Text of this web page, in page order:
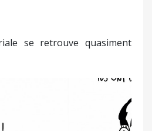
se retrouve quasiment